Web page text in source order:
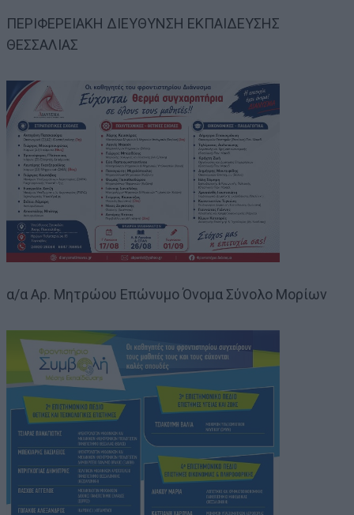
ΠΕΡΙΦΕΡΕΙΑΚΗ ΔΙΕΥΘΥΝΣΗ ΕΚΠΑΙΔΕΥΣΗΣ
ΘΕΣΣΑΛΙΑΣ
α/α Αρ. Μητρώου Επώνυμο Όνομα Σύνολο Μορίων